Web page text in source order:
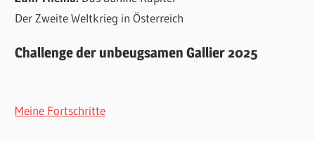
Der Zweite Weltkrieg in Österreich
Challenge der unbeugsamen Gallier 2025
Meine Fortschritte